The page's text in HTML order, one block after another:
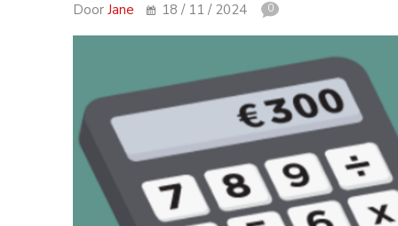
Door Jane 18 / 11 / 2024 0